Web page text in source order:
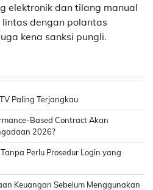
elektronik dan tilang manual
dengan polantas
kena sanksi pungli.
Paling Terjangkau
Based Contract Akan
2026?
Perlu Prosedur Login yang
Keuangan Sebelum Menggunakan